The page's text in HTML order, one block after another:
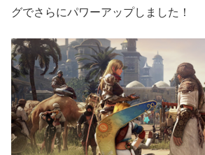
グでさらにパワーアップしました！